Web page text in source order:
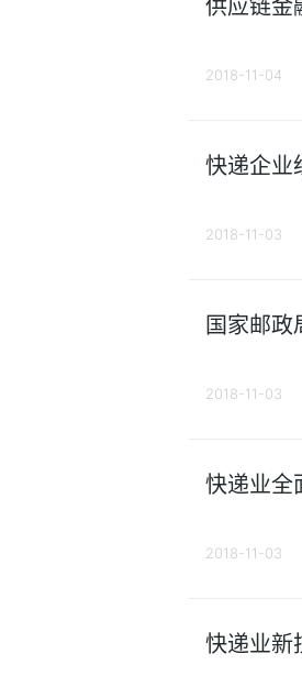
供应链金
2018-11-04
快递企业
2018-11-03
国家邮
2018-11-03
快递业全
2018-11-03
快递业新